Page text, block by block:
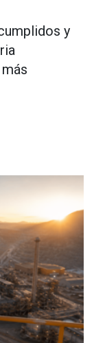
y